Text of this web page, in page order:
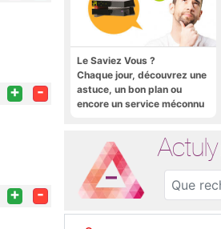
+ -
+ -
Le Saviez Vous ?
Chaque jour, découvrez une
astuce, un bon plan ou
encore un service méconnu
Actuly